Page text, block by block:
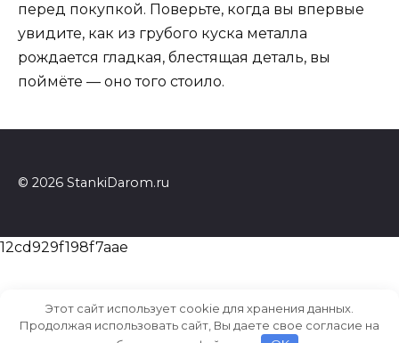
перед покупкой. Поверьте, когда вы впервые
увидите, как из грубого куска металла
рождается гладкая, блестящая деталь, вы
поймёте — оно того стоило.
© 2026 StankiDarom.ru
12cd929f198f7aae
Этот сайт использует cookie для хранения данных.
Продолжая использовать сайт, Вы даете свое согласие на